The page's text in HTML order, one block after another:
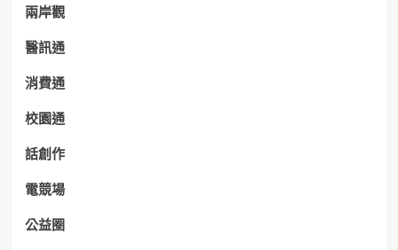
兩岸觀
醫訊通
消費通
校園通
話創作
電競場
公益圈